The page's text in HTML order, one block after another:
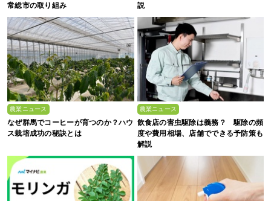
常総市の取り組み
説
農業ニュース
なぜ群馬でコーヒーが育つのか？ハウ
ス栽培成功の秘訣とは
農業ニュース
飲食店の害虫駆除は義務？ 駆除の頻
度や費用相場、店舗でできる予防策も
解説